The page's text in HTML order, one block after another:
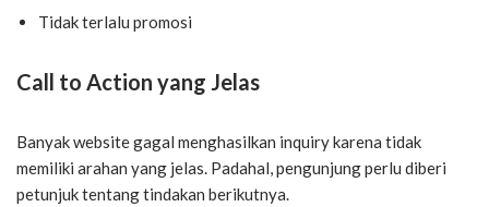
Tidak terlalu promosi
Call to Action yang Jelas
Banyak website gagal menghasilkan inquiry karena tidak
memiliki arahan yang jelas. Padahal, pengunjung perlu diberi
petunjuk tentang tindakan berikutnya.